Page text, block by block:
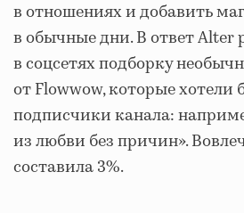
в отношениях и добавить
в обычные дни. В ответ Alter
в соцсетях подборку
от Flowwow, которые хотели
подписчики канала:
из любви без причин».
составила 3%.